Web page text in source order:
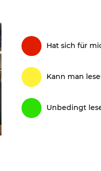
Hat sich für
Kann man
Unbedingt